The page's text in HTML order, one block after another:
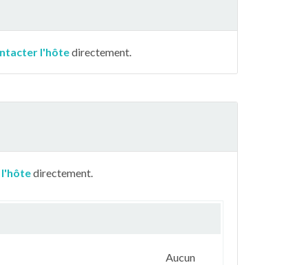
l'hôtedirectement.
directement.
Aucun